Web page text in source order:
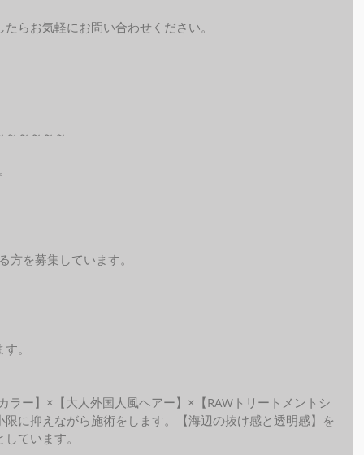
らお気軽にお問い合わせください。
～～～～
方を募集しています。
。
ラー】×【大人外国人風ヘアー】×【RAWトリートメントシ
に抑えながら施術をします。【海辺の抜け感と透明感】を
ています。